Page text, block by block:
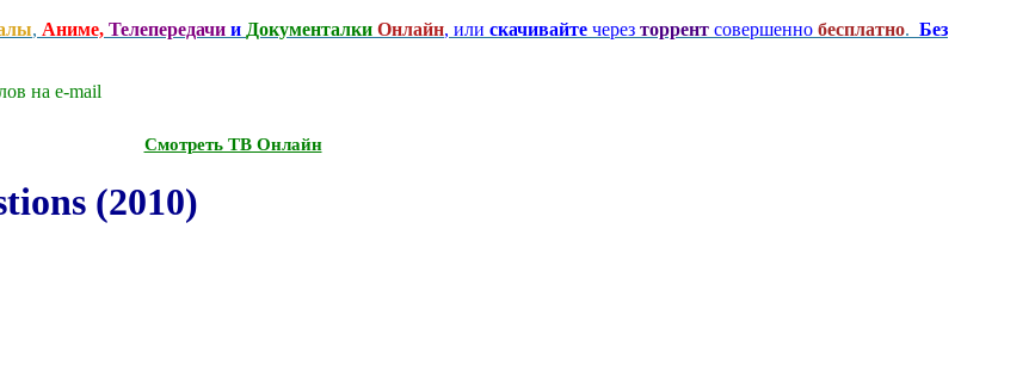
, Аниме, Телепередачи и Документалки Онлайн, или скачивайте через торрент совершенно бесплатно. Без
на e-mаil
Смотреть ТВ Онлайн
(2010)